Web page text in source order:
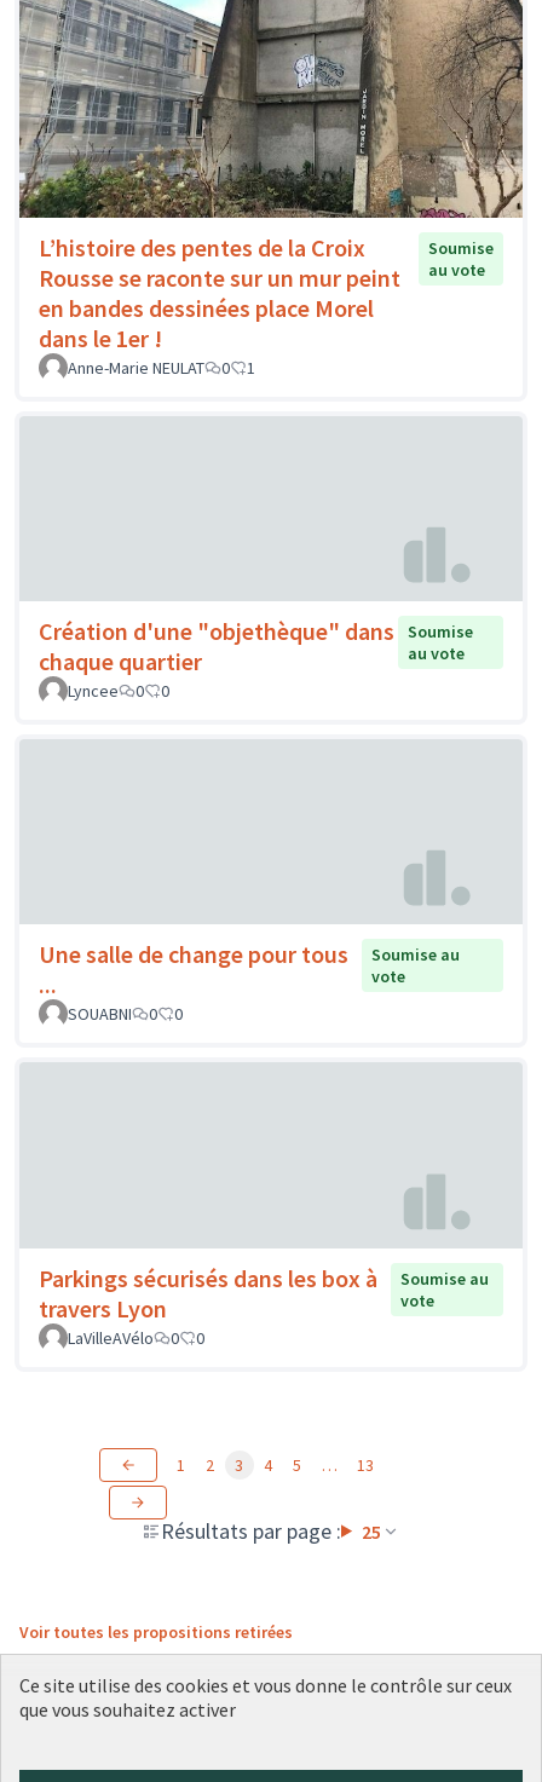
L’histoire des pentes de la Croix
Rousse se raconte sur un mur peint
en bandes dessinées place Morel
dans le 1er !
Soumise
au vote
Anne-Marie NEULAT 0 1
Création d'une "objethèque" dans
chaque quartier
Soumise
au vote
Lyncee
0 0
Une salle de change pour tous
...
Soumise au
vote
SOUABNI
0 0
Parkings sécurisés dans les box à
travers Lyon
Soumise au
vote
LaVilleAVélo
0 0
Résultats par page : 25
1 2 3 4 5 … 13
Voir toutes les propositions retirées
Ce site utilise des cookies et vous donne le contrôle sur ceux
que vous souhaitez activer